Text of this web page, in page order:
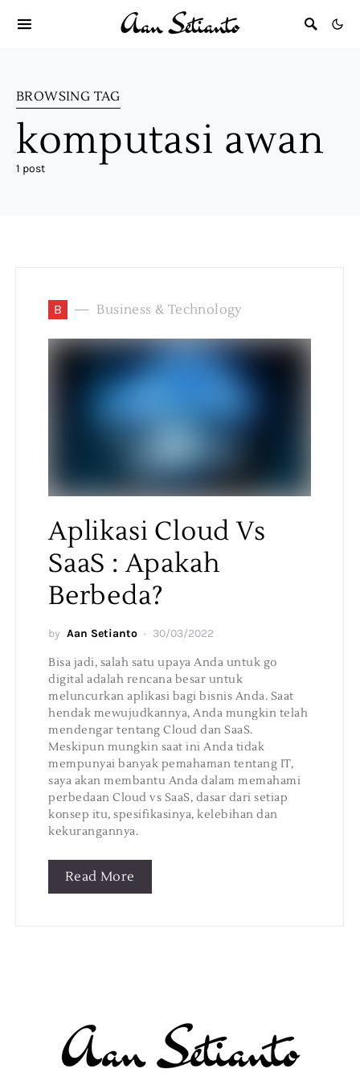
BROWSING TAG
komputasi awan
1 post
B Business & Technology
Aplikasi Cloud Vs
SaaS : Apakah
Berbeda?
by Aan Setianto 30/03/2022
Bisa jadi, salah satu upaya Anda untuk go
digital adalah rencana besar untuk
meluncurkan aplikasi bagi bisnis Anda. Saat
hendak mewujudkannya, Anda mungkin telah
mendengar tentang Cloud dan SaaS.
Meskipun mungkin saat ini Anda tidak
mempunyai banyak pemahaman tentang IT,
saya akan membantu Anda dalam memahami
perbedaan Cloud vs SaaS, dasar dari setiap
konsep itu, spesifikasinya, kelebihan dan
kekurangannya.
Read More